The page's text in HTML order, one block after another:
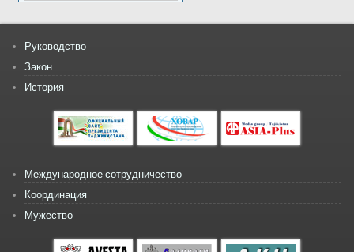
Руководство
Закон
История
Международное сотрудничество
Координация
Мужество